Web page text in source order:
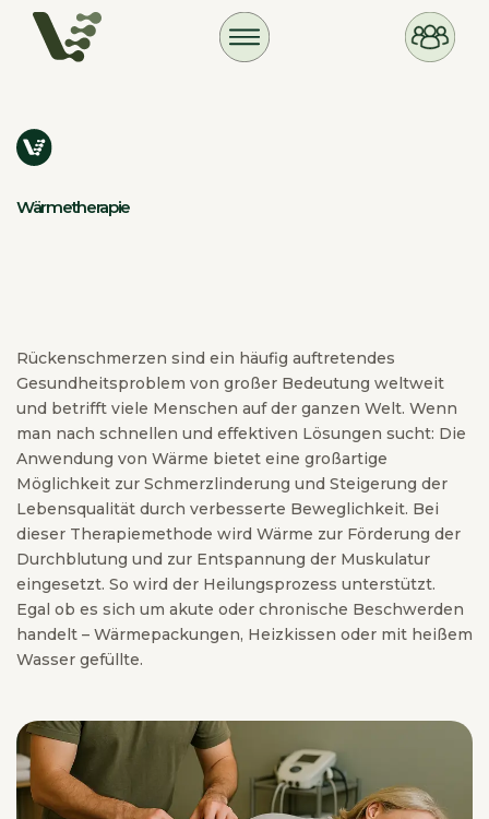
Wärmetherapie
Rückenschmerzen sind ein häufig auftretendes
Gesundheitsproblem von großer Bedeutung weltweit
und betrifft viele Menschen auf der ganzen Welt. Wenn
man nach schnellen und effektiven Lösungen sucht: Die
Anwendung von Wärme bietet eine großartige
Möglichkeit zur Schmerzlinderung und Steigerung der
Lebensqualität durch verbesserte Beweglichkeit. Bei
dieser Therapiemethode wird Wärme zur Förderung der
Durchblutung und zur Entspannung der Muskulatur
eingesetzt. So wird der Heilungsprozess unterstützt.
Egal ob es sich um akute oder chronische Beschwerden
handelt – Wärmepackungen, Heizkissen oder mit heißem
Wasser gefüllte.